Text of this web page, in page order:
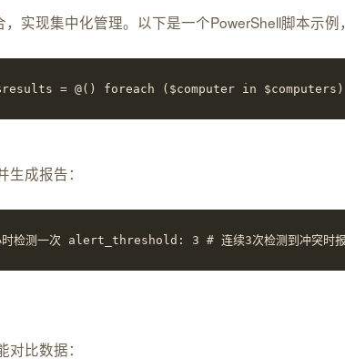
实现集中化管理。以下是一个PowerShell脚本示例
$results = @() foreach ($computer in
成报告：
测一次 alert_threshold: 3 # 连续3次检测到
比数据：